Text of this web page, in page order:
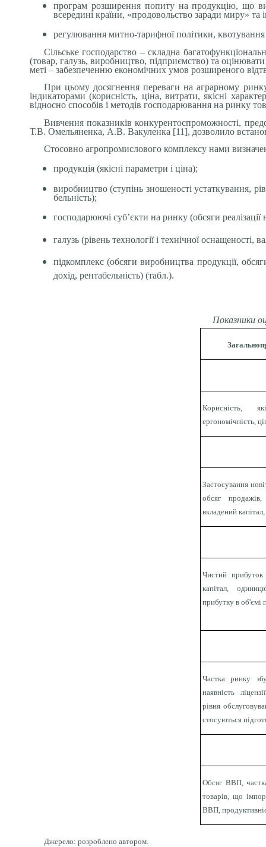
програм розширення попиту на продукцію, що
всередині країни, «продовольство заради миру» та
регулювання митно-тарифної політики,
Сільське господарство – складна
(товар, галузь, виробництво, підприємство) та
меті – забезпеченню економічних умов розширеного
При цьому досягнення переваги на аграрному
індикаторами (корисність, ціна, витрати, якісні
відносно способів і методів господарювання на ринку
Вивчення показників конкурентоспроможності,
Т.В. Омельяненка, А.В. Вакуленка [11], дозволило
Стосовно агропромислового комплексу нами
продукція (якісні параметри і ціна);
виробництво (ступінь зношеності устаткування,
бельність);
господарюючі суб’єкти на ринку (обсяги
галузь (рівень технології і технічної
підкомплекс (обсяги виробництва продукції,
дохід, рентабельність) (табл.).
Показники
Корисність,
ергономічність,
Застосування
обсяг
вкладений
Чистий
капітал,
прибутку в об'ємі
Частка ринку
наявність
рівня
стосуються
Обсяг ВВП,
товарів, що
ВВП,
Джерело: розроблено автором.